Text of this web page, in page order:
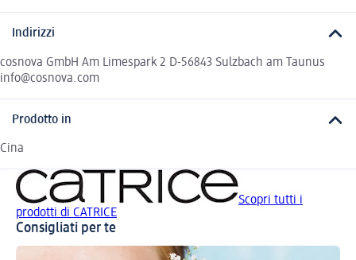
Indirizzi
cosnova GmbH Am Limespark 2 D-56843 Sulzbach am Taunus
info@cosnova.com
Prodotto in
Cina
Scopri tutti i
prodotti di CATRICE
Consigliati per te